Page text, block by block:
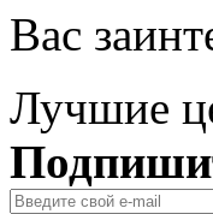
Вас
Лучшие